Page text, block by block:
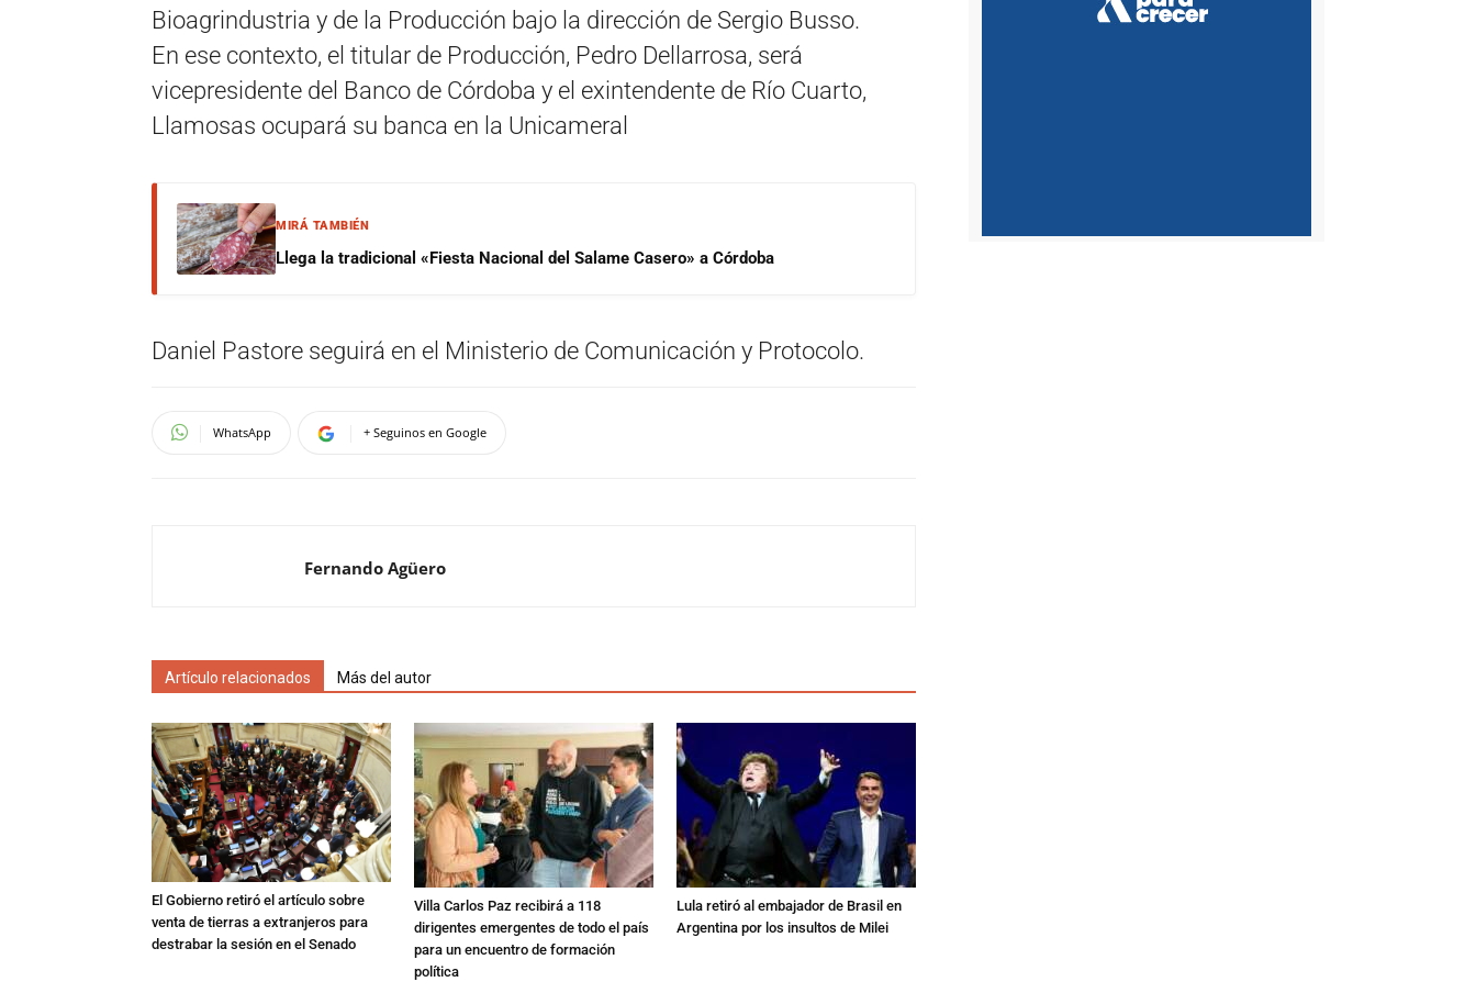
Bioagrindustria y de la Producción bajo la dirección de Sergio Busso.
En ese contexto, el titular de Producción, Pedro Dellarrosa, será
vicepresidente del Banco de Córdoba y el exintendente de Río Cuarto,
Llamosas ocupará su banca en la Unicameral
MIRÁ TAMBIÉN
Llega la tradicional «Fiesta Nacional del Salame Casero» a Córdoba
Daniel Pastore seguirá en el Ministerio de Comunicación y Protocolo.
WhatsApp + Seguinos en Google
Fernando Agüero
Artículo relacionados Más del autor
El Gobierno retiró el artículo sobre
venta de tierras a extranjeros para
destrabar la sesión en el Senado
Villa Carlos Paz recibirá a 118
dirigentes emergentes de todo el país
para un encuentro de formación
política
Lula retiró al embajador de Brasil en
Argentina por los insultos de Milei